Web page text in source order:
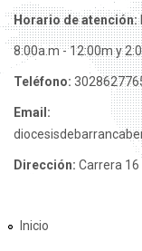
Horario de atención:
8:00a.m - 12:00m y
Teléfono:
Email:
Dirección: Carrera 16
Inicio